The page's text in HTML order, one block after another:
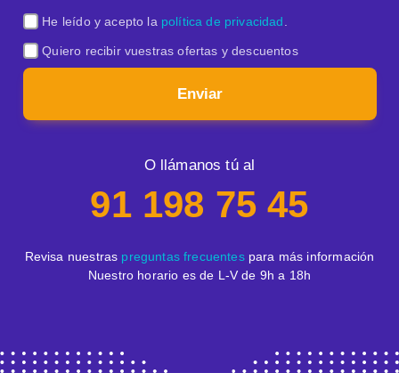
He leído y acepto la política de privacidad
Quiero recibir vuestras ofertas y descuentos
Enviar
O llámanos tú al
91 198 75 45
Revisa nuestras preguntas frecuentespara más información
Nuestro horario es de L-V de 9h a 18h